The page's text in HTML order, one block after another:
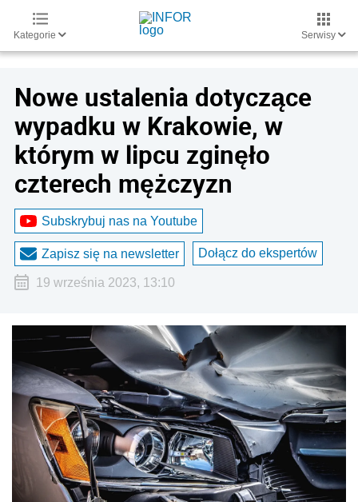
Kategorie Serwisy
Nowe ustalenia dotyczące
wypadku w Krakowie, w
którym w lipcu zginęło
czterech mężczyzn
Subskrybuj nas na Youtube
Zapisz się na newsletter Dołącz do ekspertów
19 września 2023, 13:10